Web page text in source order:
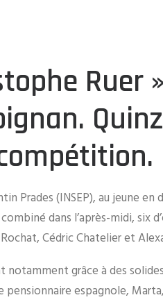
Ruer
Prades (INSEP), au jeune
dans l’après-midi, six
Cédric Chatelier et
grâce à des
espagnole,